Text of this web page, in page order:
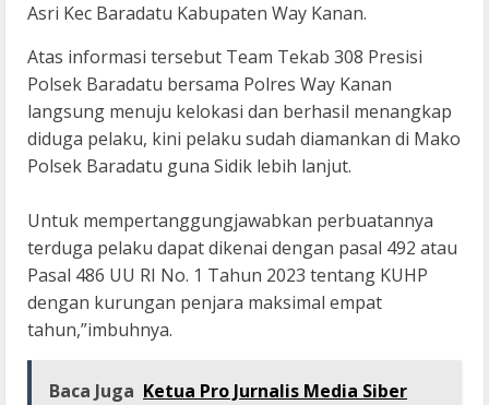
Asri Kec Baradatu Kabupaten Way Kanan.
Atas informasi tersebut Team Tekab 308 Presisi
Polsek Baradatu bersama Polres Way Kanan
langsung menuju kelokasi dan berhasil menangkap
diduga pelaku, kini pelaku sudah diamankan di Mako
Polsek Baradatu guna Sidik lebih lanjut.
Untuk mempertanggungjawabkan perbuatannya
terduga pelaku dapat dikenai dengan pasal 492 atau
Pasal 486 UU RI No. 1 Tahun 2023 tentang KUHP
dengan kurungan penjara maksimal empat
tahun,”imbuhnya.
Baca Juga Ketua Pro Jurnalis Media Siber